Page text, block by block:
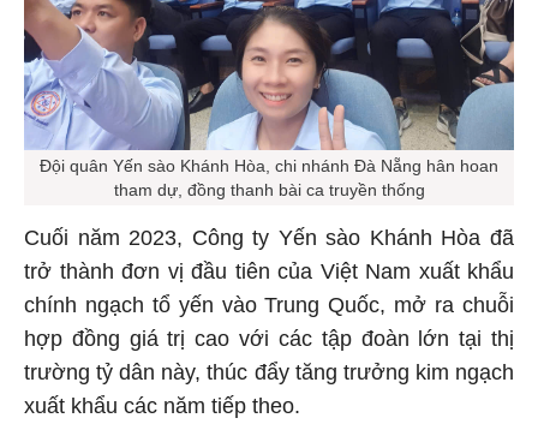
Đội quân Yến sào Khánh Hòa, chi nhánh Đà Nẵng hân hoan
tham dự, đồng thanh bài ca truyền thống
Cuối năm 2023, Công ty Yến sào Khánh Hòa đã
trở thành đơn vị đầu tiên của Việt Nam xuất khẩu
chính ngạch tổ yến vào Trung Quốc, mở ra chuỗi
hợp đồng giá trị cao với các tập đoàn lớn tại thị
trường tỷ dân này, thúc đẩy tăng trưởng kim ngạch
xuất khẩu các năm tiếp theo.